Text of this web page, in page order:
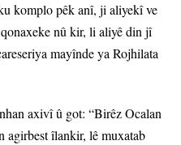
komplo pêk anî, ji aliyekî ve
nû kir, li aliyê din jî
mayînde ya Rojhilata
axivî û got: “Birêz Ocalan
agirbest îlankir, lê muxatab